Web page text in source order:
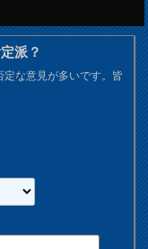
派？
な意見が多いです。皆